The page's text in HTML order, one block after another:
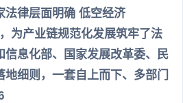
法律层面明确 低空经济
为产业链规范化发展筑牢了法
信息化部、国家发展改革委、民
细则，一套自上而下、多部门